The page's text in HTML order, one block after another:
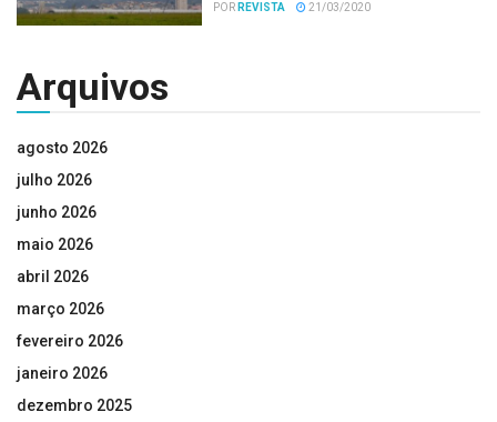
POR REVISTA 21/03/2020
Arquivos
agosto 2026
julho 2026
junho 2026
maio 2026
abril 2026
março 2026
fevereiro 2026
janeiro 2026
dezembro 2025